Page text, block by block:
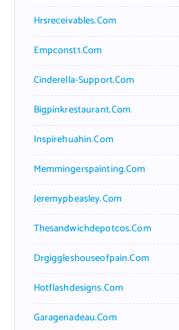
Hrsreceivables.com
Empconst1.com
Cinderella-Support.com
Bigpinkrestaurant.com
Inspirehuahin.com
Memmingerspainting.com
Jeremypbeasley.com
Thesandwichdepotcos.com
Drgiggleshouseofpain.com
Hotflashdesigns.com
Garagenadeau.com